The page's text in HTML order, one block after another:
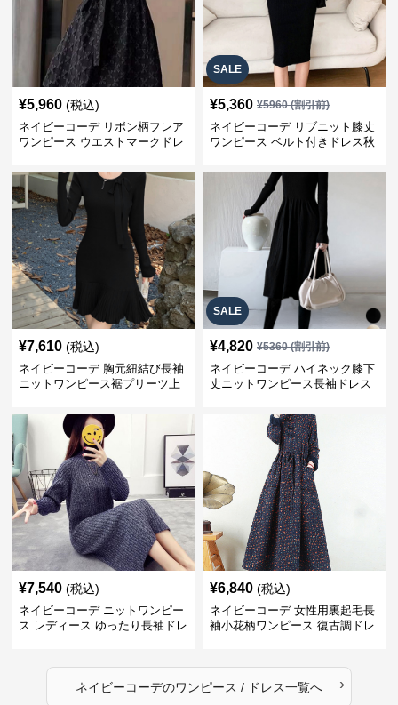
¥5,960 (税込)
ネイビーコーデ リボン柄フレア
ワンピース ウエストマークドレ
SALE
¥5,360 ¥5960(割引前)
ネイビーコーデ リブニット膝丈
ワンピース ベルト付きドレス秋
¥7,610 (税込)
ネイビーコーデ 胸元紐結び長袖
ニットワンピース裾プリーツ上
SALE
¥4,820 ¥5360(割引前)
ネイビーコーデ ハイネック膝下
丈ニットワンピース長袖ドレス
¥7,540 (税込)
ネイビーコーデ ニットワンピー
ス レディース ゆったり長袖ドレ
¥6,840 (税込)
ネイビーコーデ 女性用裏起毛長
袖小花柄ワンピース 復古調ドレ
ネイビーコーデのワンピース / ドレス一覧へ ›